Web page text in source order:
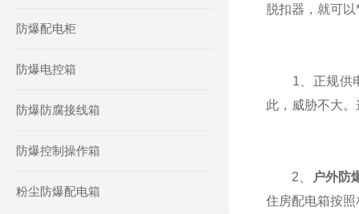
防爆配电柜
防爆电控箱
防爆防腐接线箱
防爆控制操作箱
粉尘防爆配电箱
脱扣器，就可
1、正规供电
此，威胁不大
2、
户外防
住房配电箱按